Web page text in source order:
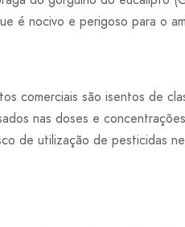
é nocivo e perigoso para o
comerciais são isentos de
nas doses e
de utilização de pesticidas